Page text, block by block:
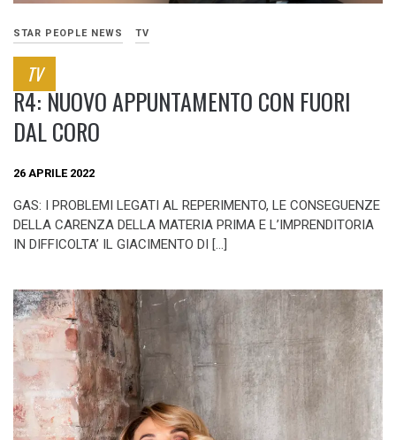
STAR PEOPLE NEWS TV
TV
R4: NUOVO APPUNTAMENTO CON FUORI
DAL CORO
26 APRILE 2022
GAS: I PROBLEMI LEGATI AL REPERIMENTO, LE CONSEGUENZE
DELLA CARENZA DELLA MATERIA PRIMA E L’IMPRENDITORIA
IN DIFFICOLTA’ IL GIACIMENTO DI […]